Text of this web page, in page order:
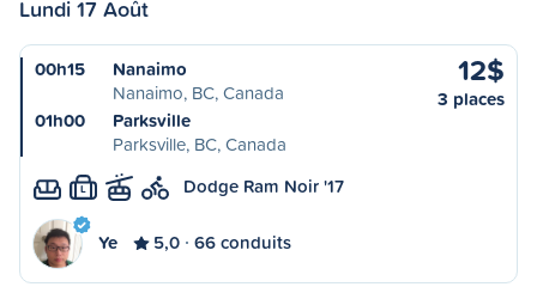
Lundi 17 Août
00h15
Nanaimo
Nanaimo, BC, Canada
01h00
Parksville
Parksville, BC, Canada
12$
3 places
L Dodge Ram Noir '17
Ye 5,0 66 conduits